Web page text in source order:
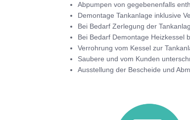
Abpumpen von gegebenenfalls
Demontage Tankanlage inklusive
Bei Bedarf Zerlegung der
Bei Bedarf Demontage Heizkessel
Verrohrung vom Kessel zur
Saubere und vom Kunden
Ausstellung der Bescheide und